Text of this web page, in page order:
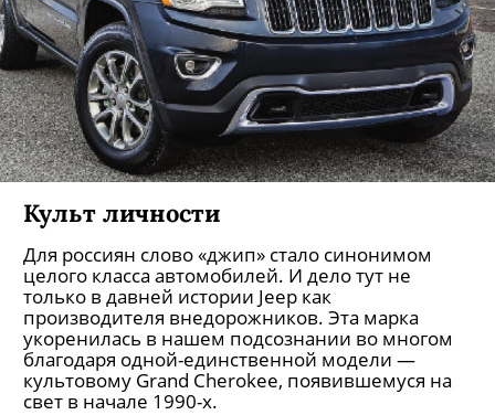
Культ личности
Для россиян слово «джип» стало синонимом
целого класса автомобилей. И дело тут не
только в давней истории Jeep как
производителя внедорожников. Эта марка
укоренилась в нашем подсознании во многом
благодаря одной-единственной модели —
культовому Grand Cherokee, появившемуся на
свет в начале 1990-х.